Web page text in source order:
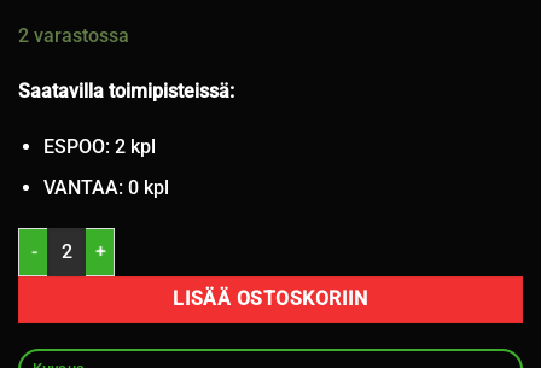
2 varastossa
Saatavilla toimipisteissä:
ESPOO: 2 kpl
VANTAA: 0 kpl
155/65R14 Continental VikingContact 7 75T kitka 6mm / 2P14
LISÄÄ OSTOSKORIIN